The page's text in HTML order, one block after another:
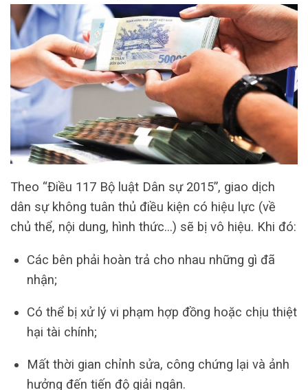
Theo “Điều 117 Bộ luật Dân sự 2015”, giao dịch
dân sự không tuân thủ điều kiện có hiệu lực (về
chủ thể, nội dung, hình thức…) sẽ bị vô hiệu. Khi đó:
Các bên phải hoàn trả cho nhau những gì đã
nhận;
Có thể bị xử lý vi phạm hợp đồng hoặc chịu thiệt
hại tài chính;
Mất thời gian chỉnh sửa, công chứng lại và ảnh
hưởng đến tiến độ giải ngân.